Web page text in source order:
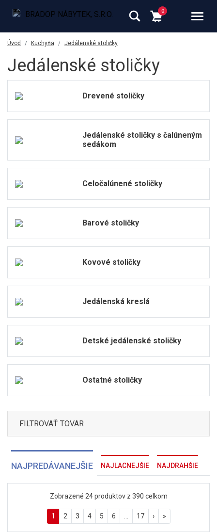
Úvod Kuchyňa Jedálenské stoličky
Jedálenské stoličky
Drevené stoličky
Jedálenské stoličky s čalúneným
sedákom
Celočalúnené stoličky
Barové stoličky
Kovové stoličky
Jedálenská kreslá
Detské jedálenské stoličky
Ostatné stoličky
FILTROVAŤ TOVAR
NAJPREDÁVANEJŠIE NAJLACNEJŠIE NAJDRAHŠIE
Zobrazené 24 produktov z 390 celkom
1 2 3 4 5 6 17 › »